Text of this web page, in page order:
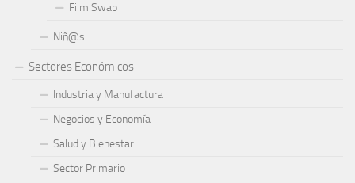
Film Swap
Niñ@s
Sectores Económicos
Industria y Manufactura
Negocios y Economía
Salud y Bienestar
Sector Primario